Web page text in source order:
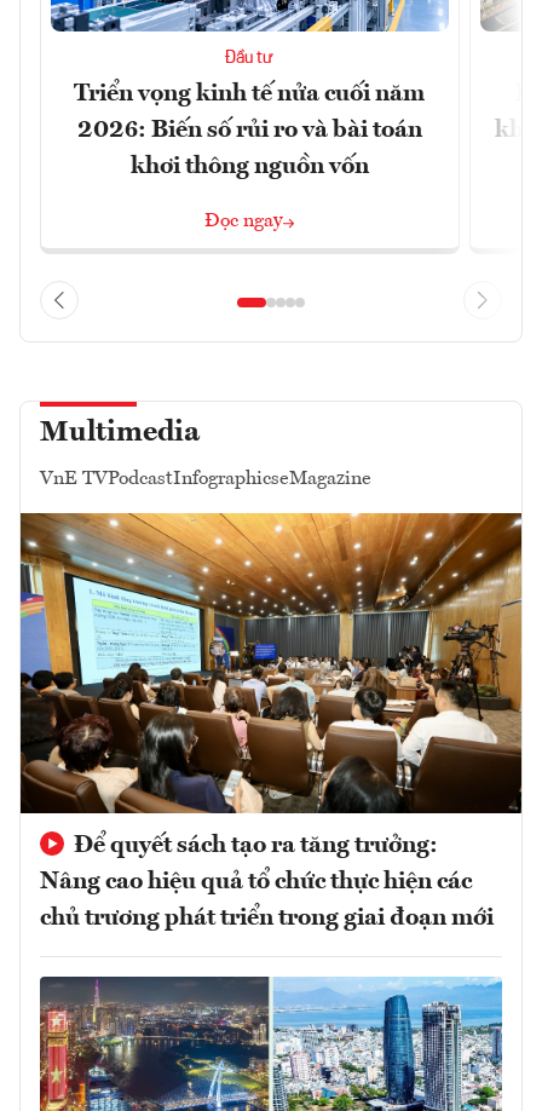
Đầu tư
Triển vọng kinh tế nửa cuối năm
2026: Biến số rủi ro và bài toán
khơi thông nguồn vốn
Đọc ngay
Multimedia
VnE TVPodcastInfographicseMagazine
Để quyết sách tạo ra tăng trưởng:
Nâng cao hiệu quả tổ chức thực hiện các
chủ trương phát triển trong giai đoạn mới